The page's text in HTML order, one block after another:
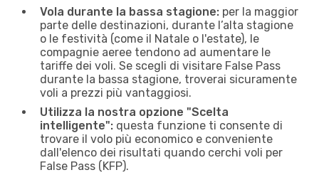
Vola durante la bassa stagione: per la maggior
parte delle destinazioni, durante l’alta stagione
o le festività (come il Natale o l'estate), le
compagnie aeree tendono ad aumentare le
tariffe dei voli. Se scegli di visitare False Pass
durante la bassa stagione, troverai sicuramente
voli a prezzi più vantaggiosi.
Utilizza la nostra opzione "Scelta
intelligente": questa funzione ti consente di
trovare il volo più economico e conveniente
dall'elenco dei risultati quando cerchi voli per
False Pass (KFP).